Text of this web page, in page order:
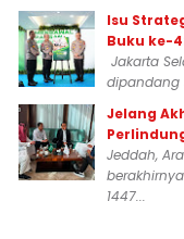
Isu
Buku ke-
Jakarta
dipandang
Jelang
Jeddah,
1447...